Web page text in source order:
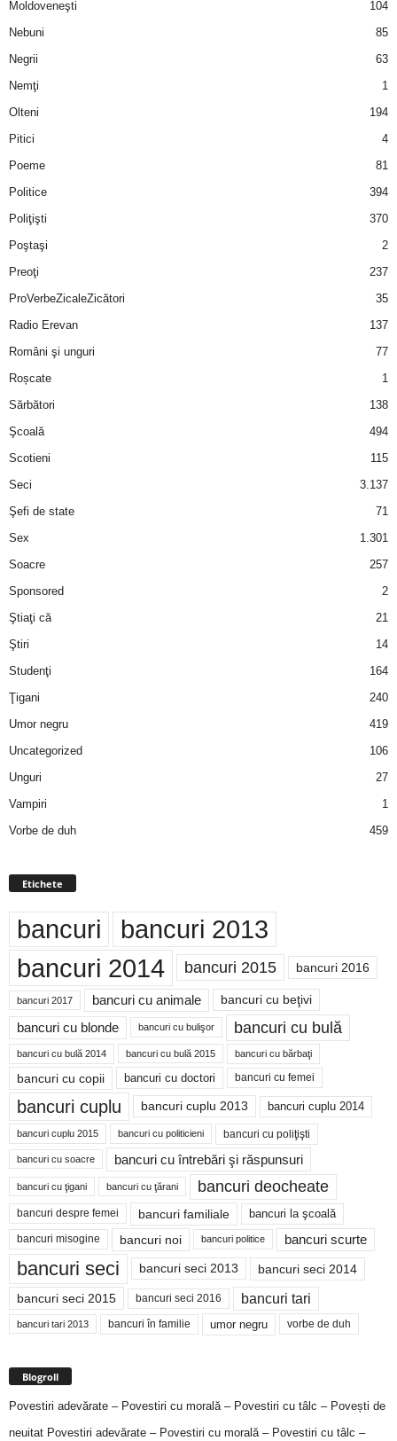
Moldoveneşti
104
Nebuni
85
Negrii
63
Nemţi
1
Olteni
194
Pitici
4
Poeme
81
Politice
394
Poliţişti
370
Poştaşi
2
Preoţi
237
ProVerbeZicaleZicători
35
Radio Erevan
137
Români şi unguri
77
Roșcate
1
Sărbători
138
Şcoală
494
Scotieni
115
Seci
3.137
Şefi de state
71
Sex
1.301
Soacre
257
Sponsored
2
Ştiaţi că
21
Ştiri
14
Studenţi
164
Ţigani
240
Umor negru
419
Uncategorized
106
Unguri
27
Vampiri
1
Vorbe de duh
459
Etichete
bancuri bancuri 2013
bancuri 2014 bancuri 2015 bancuri 2016
bancuri 2017 bancuri cu animale bancuri cu beţivi
bancuri cu blonde bancuri cu bulişor bancuri cu bulă
bancuri cu bulă 2014 bancuri cu bulă 2015 bancuri cu bărbaţi
bancuri cu copii bancuri cu doctori bancuri cu femei
bancuri cuplu bancuri cuplu 2013 bancuri cuplu 2014
bancuri cuplu 2015 bancuri cu politicieni bancuri cu poliţişti
bancuri cu soacre bancuri cu întrebări şi răspunsuri
bancuri cu ţigani bancuri cu ţărani bancuri deocheate
bancuri despre femei bancuri familiale bancuri la şcoală
bancuri misogine bancuri noi bancuri politice bancuri scurte
bancuri seci bancuri seci 2013 bancuri seci 2014
bancuri seci 2015 bancuri seci 2016 bancuri tari
bancuri tari 2013 bancuri în familie umor negru vorbe de duh
Blogroll
Povestiri adevărate – Povestiri cu morală – Povestiri cu tâlc – Povești de
neuitat Povestiri adevărate – Povestiri cu morală – Povestiri cu tâlc –